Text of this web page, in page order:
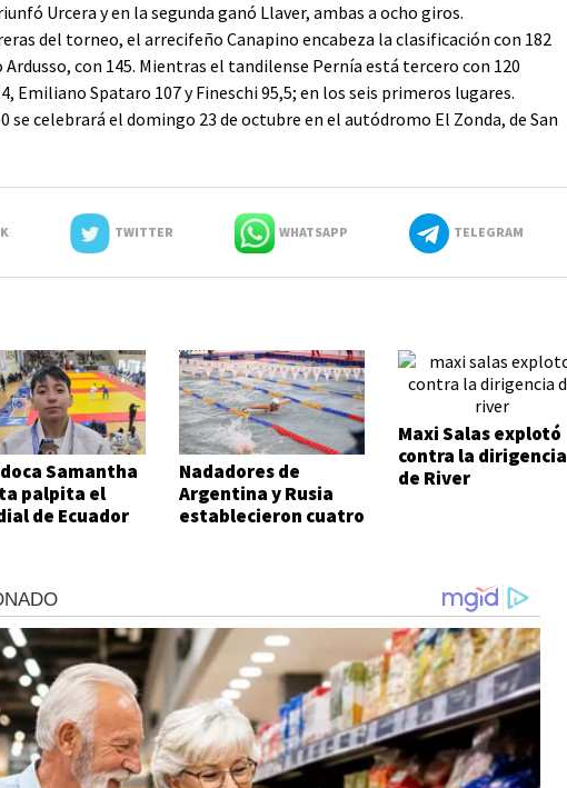
Urcera y en la segunda ganó Llaver, ambas a ocho giros.
del torneo, el arrecifeño Canapino encabeza la clasificación con 182
con 145. Mientras el tandilense Pernía está tercero con 120
Emiliano Spataro 107 y Fineschi 95,5; en los seis primeros lugares.
se celebrará el domingo 23 de octubre en el autódromo El Zonda, de San
TWITTER WHATSAPP TELEGRAM
Samantha
palpita el
de Ecuador
Nadadores de
Argentina y Rusia
establecieron cuatro
Maxi Salas explotó
contra la dirigencia
de River